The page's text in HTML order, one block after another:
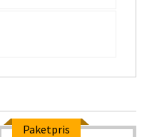
Paketpris